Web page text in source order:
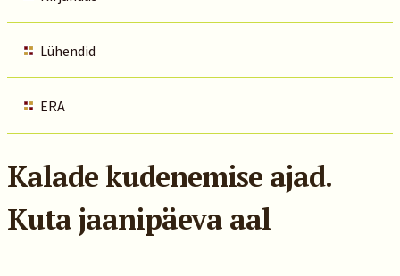
Lühendid
ERA
Kalade kudenemise ajad.
Kuta jaanipäeva aal